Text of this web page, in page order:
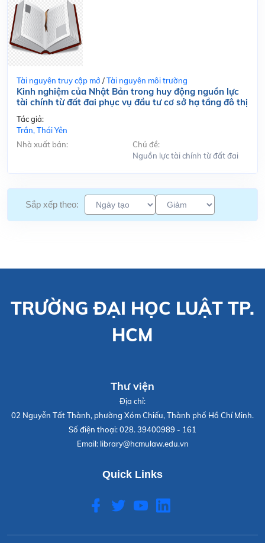
Tài nguyên truy cập mở /Tài nguyên môi trường
Kinh nghiệm của Nhật Bản trong huy động nguồn lực
tài chính từ đất đai phục vụ đầu tư cơ sở hạ tầng đô thị
Tác giả:
Trần, Thái Yên
Nhà xuất bản:
Chủ đề:
Nguồn lực tài chính từ đất đai
Sắp xếp theo:
TRƯỜNG ĐẠI HỌC LUẬT TP.
HCM
Thư viện
Địa chỉ:
02 Nguyễn Tất Thành, phường Xóm Chiếu, Thành phố Hồ Chí Minh.
Số điện thoại:028. 39400989 - 161
Email: library@hcmulaw.edu.vn
Quick Links